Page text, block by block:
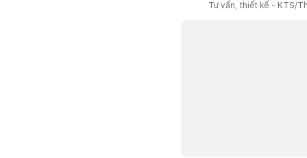
Tư vấn, thiết kế - KTS/